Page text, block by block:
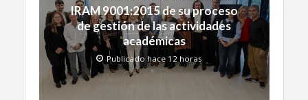
IRAM 9001:2015 de su proceso
de gestión de las actividades
académicas
Publicado hace 12 horas